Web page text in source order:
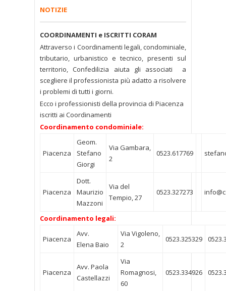
NOTIZIE
COORDINAMENTI e ISCRITTI CORAM
Attraverso i Coordinamenti legali, condominiale,
tributario, urbanistico e tecnico, presenti sul
territorio, Confedilizia aiuta gli associati a
scegliere il professionista più adatto a risolvere
i problemi di tutti i giorni.
Ecco i professionisti della provincia di Piacenza
iscritti ai Coordinamenti
Coordinamento condominiale:
Piacenza
Geom.
Stefano
Giorgi
Via Gambara,
2
0523.617769
Piacenza
Dott.
Maurizio
Mazzoni
Via del
Tempio, 27
0523.327273
Coordinamento legali:
Piacenza
Avv.
Elena Baio
Via Vigoleno,
2
0523.325329
Piacenza
Avv. Paola
Castellazzi
Via
Romagnosi,
60
0523.334926